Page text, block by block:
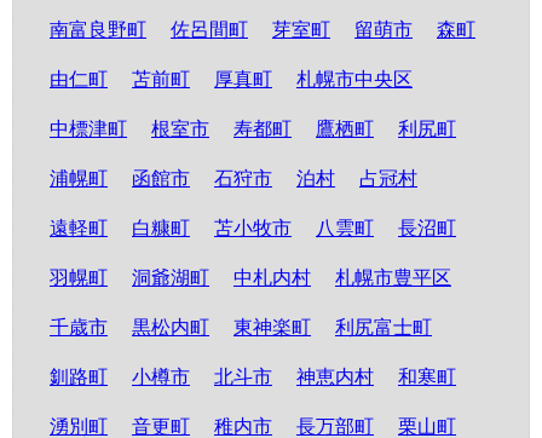
南富良野町 佐呂間町 芽室町 留萌市 森町
由仁町 苫前町 厚真町 札幌市中央区
中標津町 根室市 寿都町 鷹栖町 利尻町
浦幌町 函館市 石狩市 泊村 占冠村
遠軽町 白糠町 苫小牧市 八雲町 長沼町
羽幌町 洞爺湖町 中札内村 札幌市豊平区
千歳市 黒松内町 東神楽町 利尻富士町
釧路町 小樽市 北斗市 神恵内村 和寒町
湧別町 音更町 稚内市 長万部町 栗山町